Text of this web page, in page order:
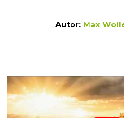
Autor: Max